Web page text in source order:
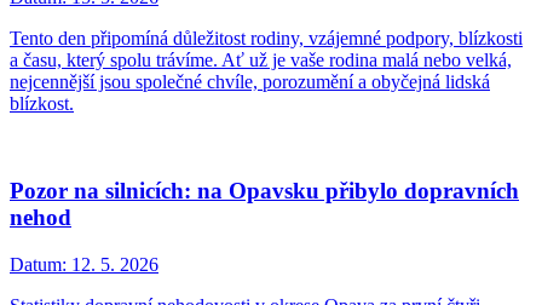
Tento den připomíná důležitost rodiny, vzájemné podpory, blízkosti
a času, který spolu trávíme. Ať už je vaše rodina malá nebo velká,
nejcennější jsou společné chvíle, porozumění a obyčejná lidská
blízkost.
​​​​​​​Pozor na silnicích: na Opavsku přibylo dopravních
nehod
Datum: 12. 5. 2026